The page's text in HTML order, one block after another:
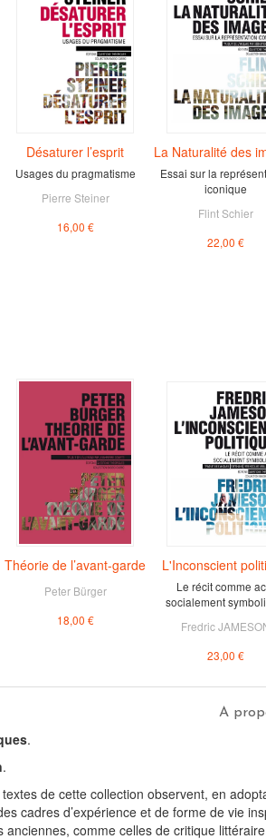
Désaturer l’esprit
Usages du pragmatisme
Pierre Steiner
16,00 €
La Naturalité des
Essai sur la
iconique
Flint Schier
22,00 €
Théorie de l’avant-garde
Peter Bürger
18,00 €
L'Inconscient
Le récit comme
socialement
Fredric
23,00 €
A
.
.
de cette collection observent, en
cadres d’expérience et de forme de
comme celles de critique